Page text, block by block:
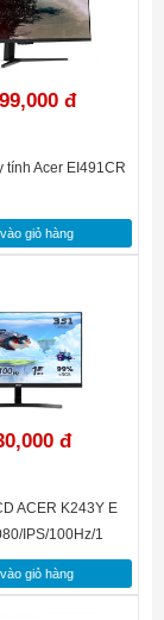
1.4, 1 x
đ
tính Acer EI491CR
giỏ hàng
đ
ACER K243Y E
IPS/100Hz/1
giỏ hàng